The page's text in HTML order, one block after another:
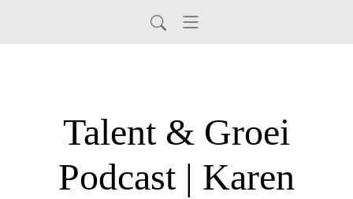
Talent & Groei
Podcast | Karen